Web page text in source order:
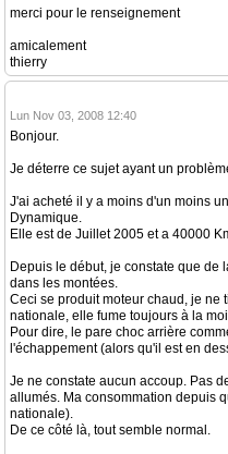
merci pour le renseignement
amicalement
thierry
Lun Nov 03, 2008 12:40
Bonjour.
Je déterre ce sujet ayant un
J'ai acheté il y a moins d'un moins
Dynamique.
Elle est de Juillet 2005 et a 40000
Depuis le début, je constate que de
dans les montées.
Ceci se produit moteur chaud, je ne
nationale, elle fume toujours à la
Pour dire, le pare choc arrière
l'échappement (alors qu'il est en
Je ne constate aucun accoup. Pas
allumés. Ma consommation depuis
nationale).
De ce côté là, tout semble normal.